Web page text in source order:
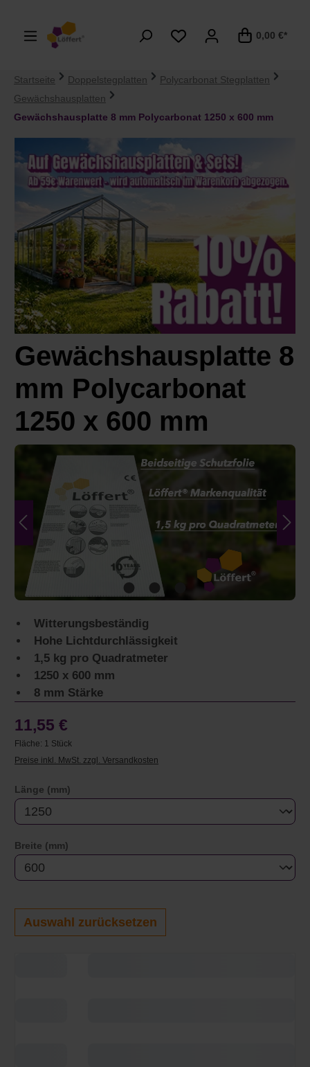
0,00 €*
Startseite Doppelstegplatten
Polycarbonat Stegplatten
Gewächshausplatten
Gewächshausplatte 8 mm Polycarbonat 1250 x 600 mm
Gewächshausplatte 8
mm Polycarbonat
1250 x 600 mm
Bildergalerie überspringen
Witterungsbeständig
Hohe Lichtdurchlässigkeit
1,5 kg pro Quadratmeter
1250 x 600 mm
8 mm Stärke
11,55 €
Fläche: 1 Stück
Preise inkl. MwSt. zzgl. Versandkosten
Länge (mm)
Breite (mm)
Auswahl zurücksetzen